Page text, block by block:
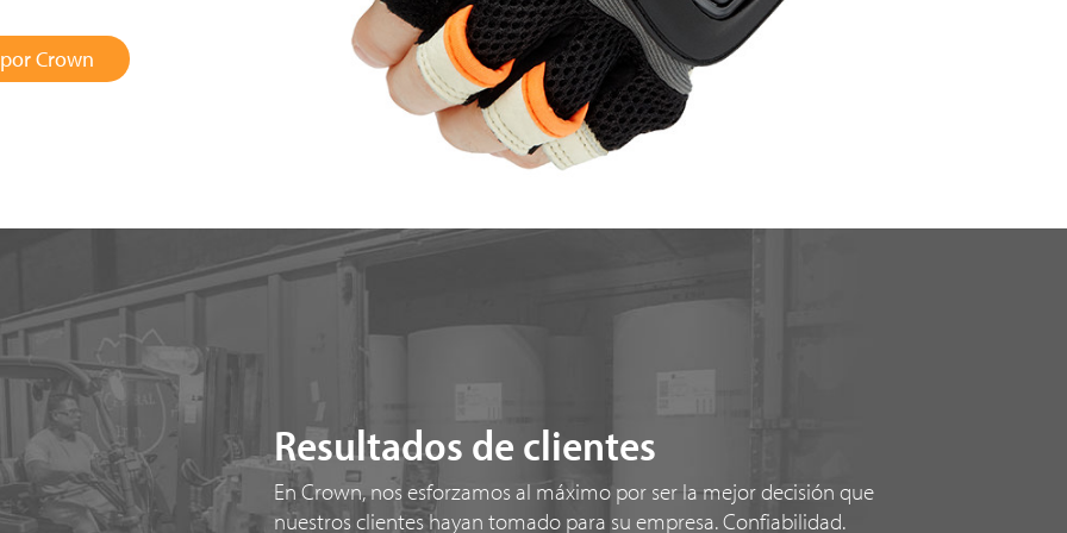
Crown
Resultados de clientes
En Crown, nos esforzamos al máximo por ser la mejor decisión que
nuestros clientes hayan tomado para su empresa. Confiabilidad.